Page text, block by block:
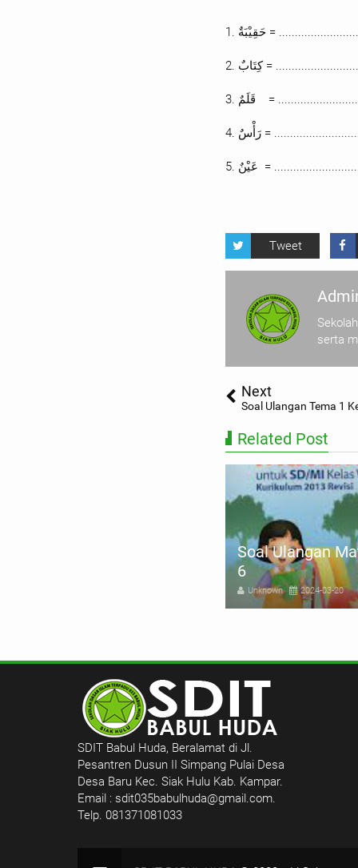
1.
2.
3.
4.
5.
Tweet
serta
Next
Soal Ulangan Tema 1
Related Post
Soal Ulangan
6
Unknown 2024-03-20
SDIT Babul Huda, Beralamat di Jl.
Pesantren Dusun II Simpang Pulai Desa
Desa Baru Kec. Siak Hulu Kab. Kampar.
Email : sdit035babulhuda@gmail.com.
Telp. 081371081033